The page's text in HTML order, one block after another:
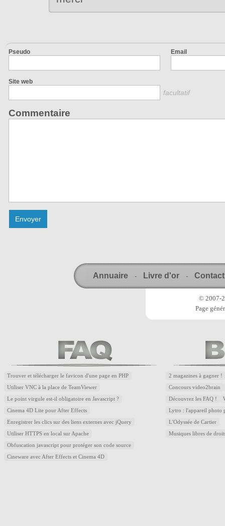
Pseudo Email
Site web
facultatif
Commentaire
Annuaire - Livre d'or - Contact
© 2007-
Page
Trouver et télécharger le favicon d'une page en PHP
Utiliser VNC à la place de TeamViewer
Le point virgule est-il obligatoire en Javascript ?
Cinema 4D Lite pour After Effects
Enregistrer les clics sur des liens externes avec jQuery
Utiliser HTTPS en local sur Apache
Obfuscation javascript pour protéger son code source
Cineware avec After Effects et Cinema 4D
2 magazines à gagner !
Concours video2brain
Découvrez les FAQ !
Lytro : l'appareil photo
L'Odyssée de Cartier
Musiques libres de